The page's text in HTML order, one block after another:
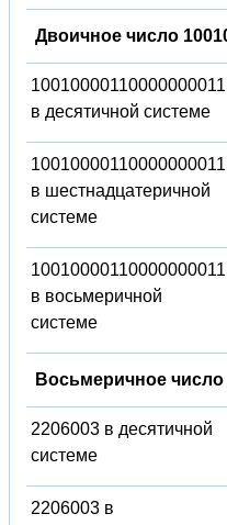
Двоичное число
10010000110000000011
в десятичной системе
10010000110000000011
в шестнадцатеричной
системе
10010000110000000011
в восьмеричной
системе
Восьмеричное число
2206003 в десятичной
системе
2206003 в